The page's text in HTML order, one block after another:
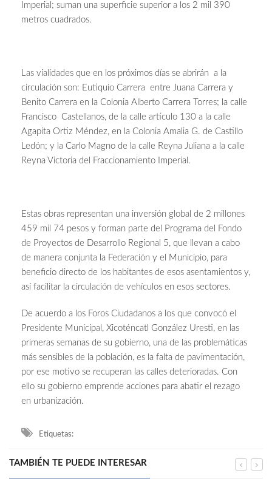
Imperial; suman una superficie superior a los 2 mil 390
metros cuadrados.
Las vialidades que en los próximos días se abrirán a la
circulación son: Eutiquio Carrera entre Juana Carrera y
Benito Carrera en la Colonia Alberto Carrera Torres; la calle
Francisco Castellanos, de la calle artículo 130 a la calle
Agapita Ortiz Méndez, en la Colonia Amalia G. de Castillo
Ledón; y la Carlo Magno de la calle Reyna Juliana a la calle
Reyna Victoria del Fraccionamiento Imperial.
Estas obras representan una inversión global de 2 millones
459 mil 74 pesos y forman parte del Programa del Fondo
de Proyectos de Desarrollo Regional 5, que llevan a cabo
de manera conjunta la Federación y el Municipio, para
beneficio directo de los habitantes de esos asentamientos y,
así facilitar la circulación de vehículos en esos sectores.
De acuerdo a los Foros Ciudadanos a los que convocó el
Presidente Municipal, Xicoténcatl González Uresti, en las
primeras semanas de su gobierno, una de las problemáticas
más sensibles de la población, es la falta de pavimentación,
por ese motivo se recuperan las calles deterioradas. Con
ello su gobierno emprende acciones para abatir el rezago
en urbanización.
Etiquetas:
TAMBIÉN TE PUEDE INTERESAR